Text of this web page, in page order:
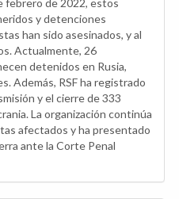
febrero de 2022, estos
y detenciones
han sido asesinados, y al
Actualmente, 26
detenidos en Rusia,
Además, RSF ha registrado
y el cierre de 333
La organización continúa
afectados y ha presentado
ante la Corte Penal